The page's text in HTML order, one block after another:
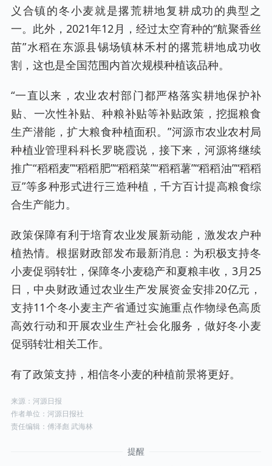
义合镇的冬小麦就是撂荒耕地复耕成功的典型之
一。此外，2021年12月，经过太空育种的“航聚香丝
苗”水稻在东源县锡场镇林禾村的撂荒耕地成功收
割，这也是全国范围内首次规模种植该品种。
“一直以来，农业农村部门都严格落实耕地保护补
贴、一次性补贴、种粮补贴等补贴政策，挖掘粮食
生产潜能，扩大粮食种植面积。”河源市农业农村局
种植业管理科科长罗晓霞说，接下来，河源将继续
推广“稻稻麦”“稻稻肥”“稻稻菜”“稻稻薯”“稻稻油”“稻稻
豆”等多种形式进行三造种植，千方百计提高粮食综
合生产能力。
政策保障有利于培育农业发展新动能，激发农户种
植热情。根据财政部发布最新消息：为积极支持冬
小麦促弱转壮，保障冬小麦稳产和夏粮丰收，3月25
日，中央财政通过农业生产发展资金安排20亿元，
支持11个冬小麦主产省通过实施重点作物绿色高质
高效行动和开展农业生产社会化服务，做好冬小麦
促弱转壮相关工作。
有了政策支持，相信冬小麦的种植前景将更好。
来源：河源日报
作者单位：河源日报社
责任编辑：傅泽彪 武海林